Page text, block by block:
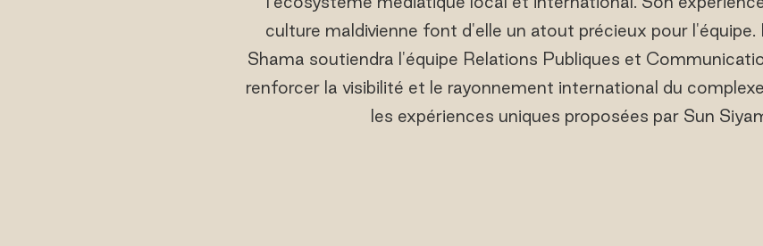
culture maldivienne font d'elle un atout précieux pour l'équipe.
Shama soutiendra l'équipe Relations Publiques et
renforcer la visibilité et le rayonnement international du
les expériences uniques proposées par Sun